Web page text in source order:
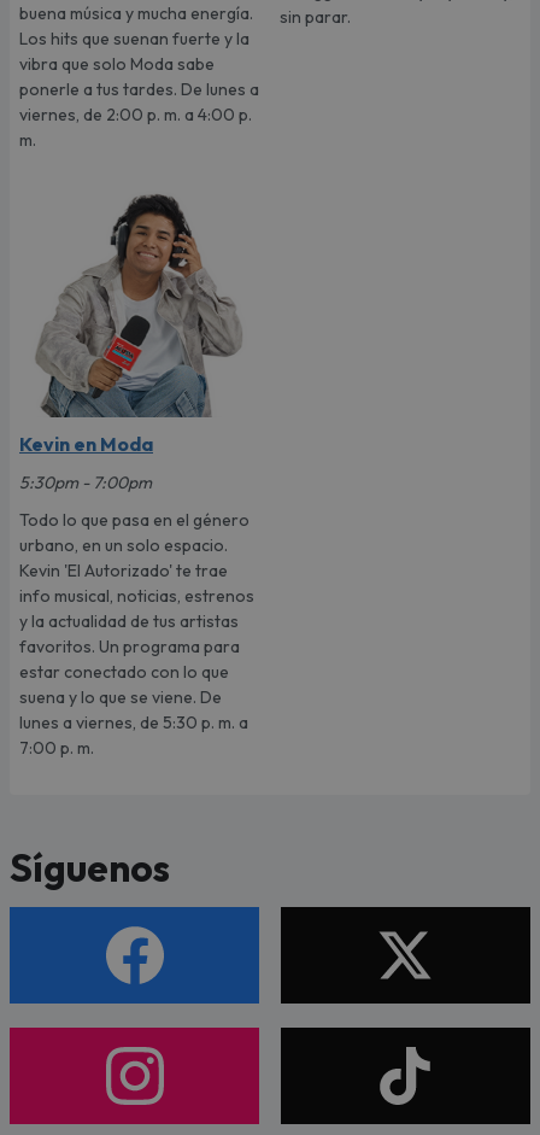
buena música y mucha energía.
Los hits que suenan fuerte y la
vibra que solo Moda sabe
ponerle a tus tardes. De lunes a
viernes, de 2:00 p. m. a 4:00 p.
m.
sin parar.
Kevin en Moda
5:30pm - 7:00pm
Todo lo que pasa en el género
urbano, en un solo espacio.
Kevin 'El Autorizado' te trae
info musical, noticias, estrenos
y la actualidad de tus artistas
favoritos. Un programa para
estar conectado con lo que
suena y lo que se viene. De
lunes a viernes, de 5:30 p. m. a
7:00 p. m.
Síguenos